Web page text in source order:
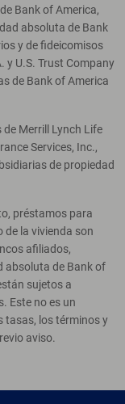
Bank of America,
absoluta de Bank
y de fideicomisos
y U.S. Trust Company
de Bank of America
Merrill Lynch Life
Services, Inc.,
de propiedad
préstamos para
de la vivienda son
afiliados,
absoluta de Bank of
sujetos a
Este no es un
tasas, los términos y
aviso.